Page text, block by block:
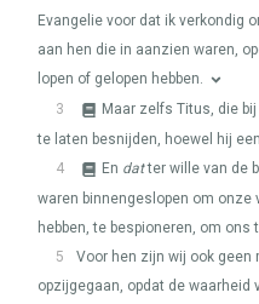
Evangelie voor dat ik verkondig
aan hen die in aanzien waren,
lopen of gelopen hebben.
3
Maar zelfs Titus, die
te laten besnijden, hoewel hij
4
En datter wille van de
waren binnengeslopen om
hebben, te bespioneren, om ons
5
Voor hen zijn wij ook geen
opzijgegaan, opdat de waarheid